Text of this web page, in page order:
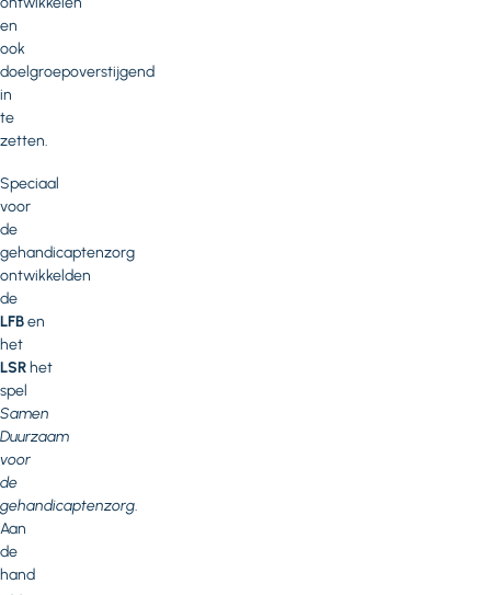
en
ook
doelgroepoverstijgend
in
te
zetten.
Speciaal
voor
de
gehandicaptenzorg
ontwikkelden
de
LFBen
het
LSR het
spel
Samen
Duurzaam
voor
de
gehandicaptenzorg.
Aan
de
hand